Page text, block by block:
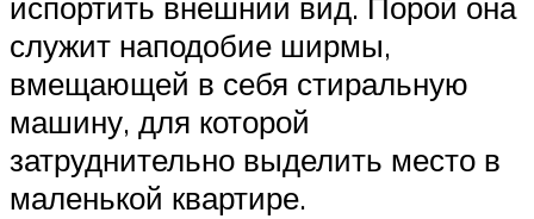
служит наподобие ширмы,
вмещающей в себя стиральную
машину, для которой
затруднительно выделить место в
маленькой квартире.